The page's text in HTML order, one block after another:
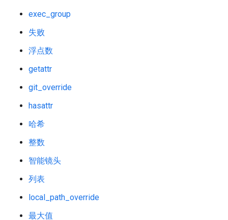
exec_group
失败
浮点数
getattr
git_override
hasattr
哈希
整数
智能镜头
列表
local_path_override
最大值